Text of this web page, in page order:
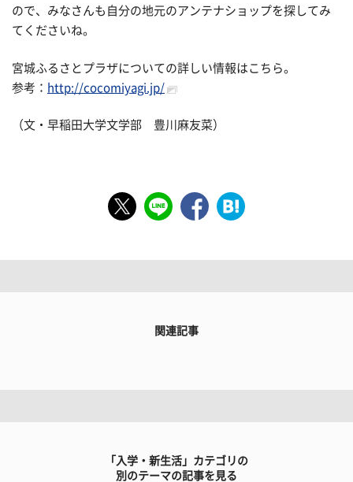
ので、みなさんも自分の地元のアンテナショップを探してみ
てくださいね。
宮城ふるさとプラザについての詳しい情報はこちら。
参考： http://cocomiyagi.jp/
（文・早稲田大学文学部 豊川麻友菜）
関連記事
「入学・新生活」カテゴリの
別のテーマの記事を見る